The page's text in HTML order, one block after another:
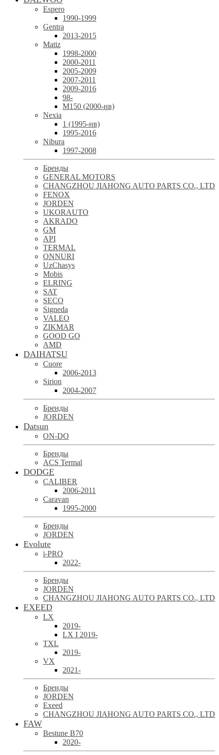
Espero
1990-1999
Gentra
2013-2015
Matiz
1998-2000
2000-2011
2005-2009
2007-2011
2009-2016
98-
М150 (2000-нв)
Nexia
1 (1995-нв)
1995-2016
Nibura
1997-2008
Бренды
GENERAL MOTORS
CHANGZHOU JIAHONG AUTO PARTS CO., LTD
FENOX
JORDEN
UKORAUTO
AKRADO
GM
API
TERMAL
ONNURI
UzChasys
Mobis
ELRING
SAT
SECO
Signeda
VALEO
ZIKMAR
GOOD GO
AMD
DAIHATSU
Cuore
2006-2013
Sirion
2004-2007
Бренды
JORDEN
Datsun
ON-DO
Бренды
ACS Termal
DODGE
CALIBER
2006-2011
Caravan
1995-2000
Бренды
JORDEN
Evolute
i-PRO
2022-
Бренды
JORDEN
CHANGZHOU JIAHONG AUTO PARTS CO., LTD
EXEED
LX
2019-
LX I 2019-
TXL
2019-
VX
2021-
Бренды
JORDEN
Exeed
CHANGZHOU JIAHONG AUTO PARTS CO., LTD
FAW
Bestune B70
2020-